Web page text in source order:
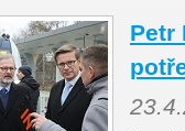
Petr